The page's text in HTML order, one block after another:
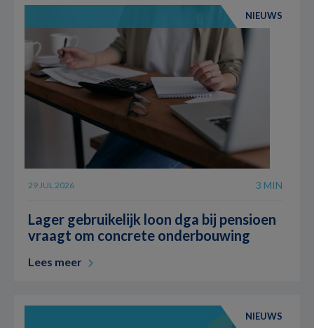
NIEUWS
29 JUL 2026 3 MIN
Lager gebruikelijk loon dga bij pensioen
vraagt om concrete onderbouwing
Lees meer
NIEUWS